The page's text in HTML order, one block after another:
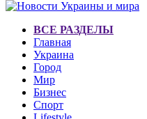
ВСЕ РАЗДЕЛЫ
Главная
Украина
Город
Мир
Бизнес
Спорт